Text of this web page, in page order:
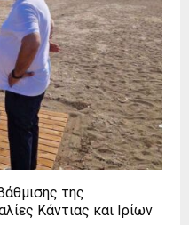
της
Κάντιας και Ιρίων